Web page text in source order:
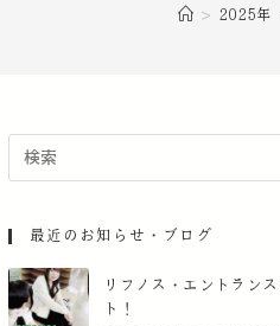
> 2025年
最近のお知らせ・ブログ
リフノス・エントラン
ト！